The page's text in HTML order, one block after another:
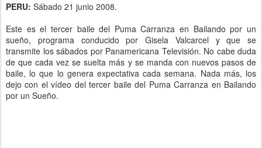
PERU: Sábado 21 junio 2008.
Este es el tercer baile del Puma Carranza en Bailando por un
sueño, programa conducido por Gisela Valcarcel y que se
transmite los sábados por Panamericana Televisión. No cabe duda
de que cada vez se suelta más y se manda con nuevos pasos de
baile, lo que lo genera expectativa cada semana. Nada más, los
dejo con el vídeo del tercer baile del Puma Carranza en Bailando
por un Sueño.